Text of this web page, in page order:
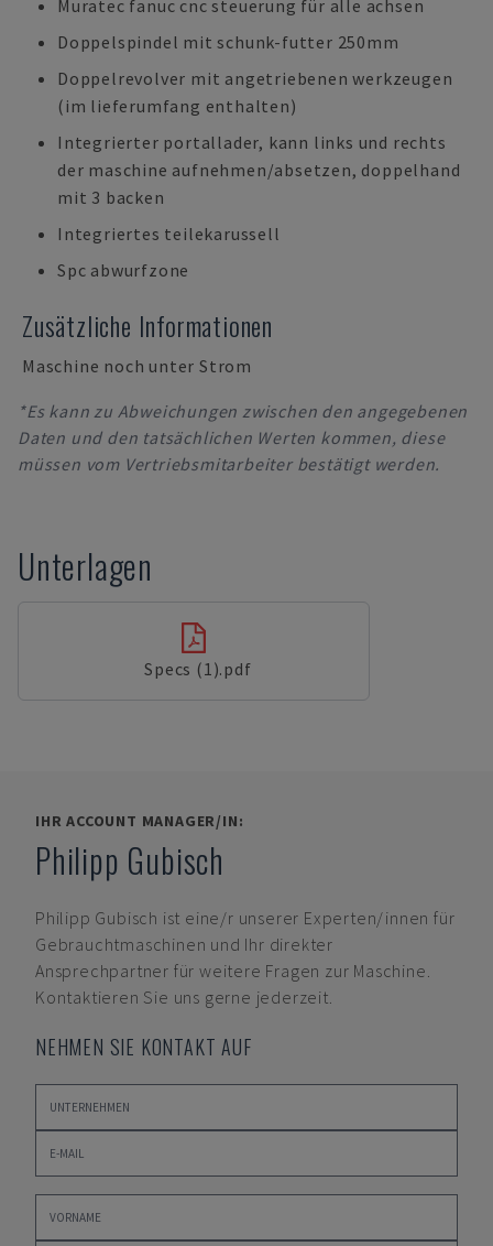
Muratec fanuc cnc steuerung für alle achsen
Doppelspindel mit schunk-futter 250mm
Doppelrevolver mit angetriebenen werkzeugen
(im lieferumfang enthalten)
Integrierter portallader, kann links und rechts
der maschine aufnehmen/absetzen, doppelhand
mit 3 backen
Integriertes teilekarussell
Spc abwurfzone
Zusätzliche Informationen
Maschine noch unter Strom
*Es kann zu Abweichungen zwischen den angegebenen
Daten und den tatsächlichen Werten kommen, diese
müssen vom Vertriebsmitarbeiter bestätigt werden.
Unterlagen
Specs (1).pdf
IHR ACCOUNT MANAGER/IN:
Philipp Gubisch
Philipp Gubisch ist eine/r unserer Experten/innen für
Gebrauchtmaschinen und Ihr direkter
Ansprechpartner für weitere Fragen zur Maschine.
Kontaktieren Sie uns gerne jederzeit.
NEHMEN SIE KONTAKT AUF